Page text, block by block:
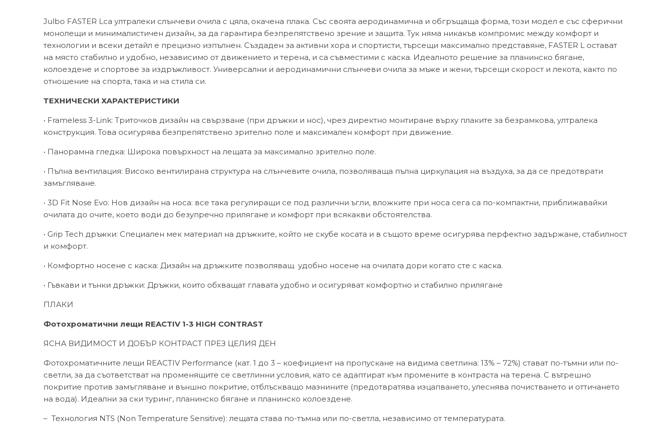
Julbo FASTER Lса ултралеки слънчеви очила с цяла, окачена плака. Със своята аеродинамична и обгръщаща форма, този модел е със сферични
монолещи и минималистичен дизайн, за да гарантира безпрепятствено зрение и защита. Тук няма никакъв компромис между комфорт и
технологии и всеки детайл е прецизно изпълнен. Създаден за активни хора и спортисти, търсещи максимално представяне, FASTER L остават
на място стабилно и удобно, независимо от движението и терена, и са съвместими с каска. Идеалното решение за планинско бягане,
колоездене и спортове за издръжливост. Универсални и аеродинамични слънчеви очила за мъже и жени, търсещи скорост и лекота, както по
отношение на спорта, така и на стила си.
ТЕХНИЧЕСКИ ХАРАКТЕРИСТИКИ
• Frameless 3-Link: Триточков дизайн на свързване (при дръжки и нос), чрез директно монтиране върху плаките за безрамкова, ултралека
конструкция. Това осигурява безпрепятствено зрително поле и максимален комфорт при движение.
• Панорамна гледка: Широка повърхност на лещата за максимално зрително поле.
• Пълна вентилация: Високо вентилирана структура на слънчевите очила, позволяваща пълна циркулация на въздуха, за да се предотврати
замъгляване.
• 3D Fit Nose Evo: Нов дизайн на носа: все така регулиращи се под различни ъгли, вложките при носа сега са по-компактни, приближавайки
очилата до очите, което води до безупречно прилягане и комфорт при всякакви обстоятелства.
• Grip Tech дръжки: Специален мек материал на дръжките, който не скубе косата и в същото време осигурява перфектно задържане, стабилност
и комфорт.
• Комфортно носене с каска: Дизайн на дръжките позволяващ удобно носене на очилата дори когато сте с каска.
• Гъвкави и тънки дръжки: Дръжки, които обхващат главата удобно и осигуряват комфортно и стабилно прилягане
ПЛАКИ
Фотохроматични лещи REACTIV 1-3 HIGH CONTRAST
ЯСНА ВИДИМОСТ И ДОБЪР КОНТРАСТ ПРЕЗ ЦЕЛИЯ ДЕН
Фотохроматичните лещи REACTIV Performance (кат. 1 до 3 – коефициент на пропускане на видима светлина: 13% – 72%) стават по-тъмни или по-
светли, за да съответстват на променящите се светлинни условия, като се адаптират към промените в контраста на терена. С вътрешно
покритие против замъгляване и външно покритие, отблъскващо мазнините (предотвратява изцапването, улеснява почистването и оттичането
на вода). Идеални за ски туринг, планинско бягане и планинско колоездене.
– Технология NTS (Non Temperature Sensitive): лещата става по-тъмна или по-светла, независимо от температурата.